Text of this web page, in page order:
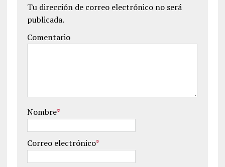
Tu dirección de correo electrónico no será
publicada.
Comentario
Nombre*
Correo electrónico*